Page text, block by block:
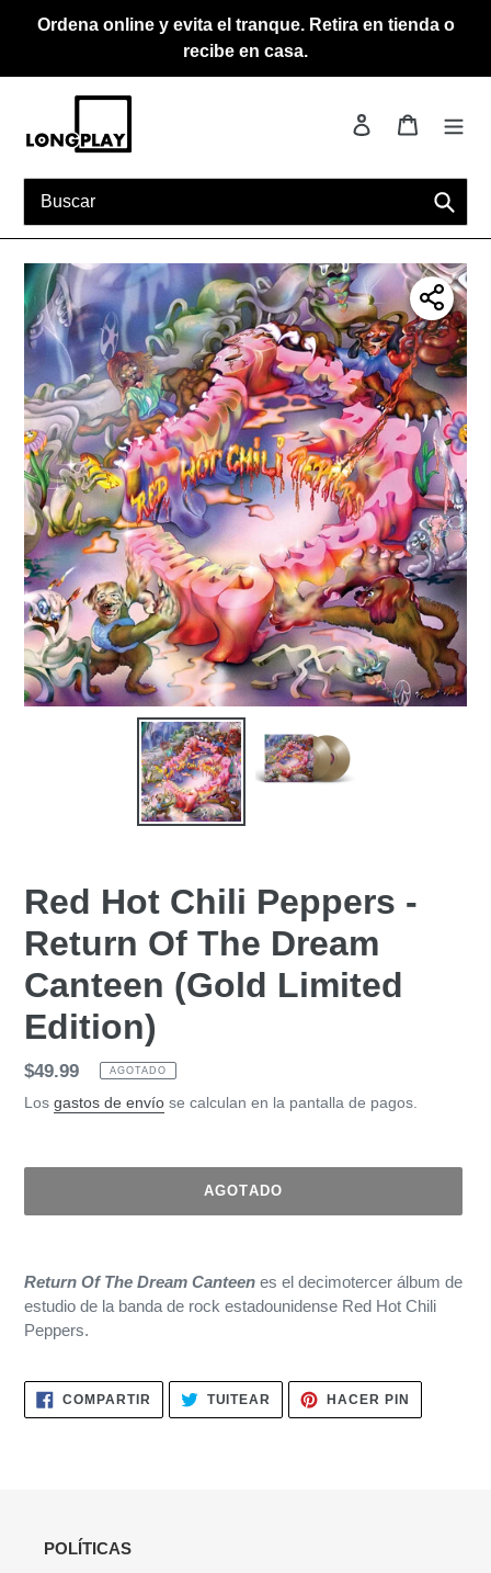
directamente
contenido
Ordena online y evita el tranque. Retira en tienda o
recibe en casa.
Ingresar Carrito
Red Hot Chili Peppers -
Return Of The Dream
Canteen (Gold Limited
Edition)
Precio
habitual
$49.99 AGOTADO
Los gastos de envío se calculan en la pantalla de pagos.
AGOTADO
producto
a
tu
de
compra
Return Of The Dream Canteen es el decimotercer álbum de
estudio de la banda de rock estadounidense Red Hot Chili
Peppers.
COMPARTIR COMPARTIR
FACEBOOK
TUITEAR TUITEAR
TWITTER
HACER PIN
PINTEREST
POLÍTICAS